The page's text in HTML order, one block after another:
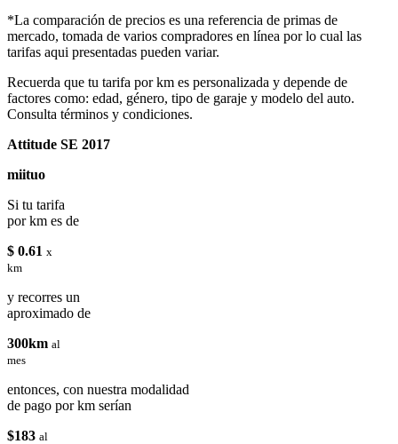
*La comparación de precios es una referencia de primas de
mercado, tomada de varios compradores en línea por lo cual las
tarifas aqui presentadas pueden variar.
Recuerda que tu tarifa por km es personalizada y depende de
factores como: edad, género, tipo de garaje y modelo del auto.
Consulta términos y condiciones.
Attitude SE 2017
miituo
Si tu tarifa
por km es de
$ 0.61 x
km
y recorres un
aproximado de
300km al
mes
entonces, con nuestra modalidad
de pago por km serían
$183 al